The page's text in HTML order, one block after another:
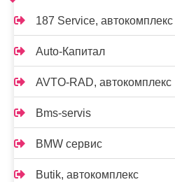
187 Service, автокомплекс
Auto-Капитал
AVTO-RAD, автокомплекс
Bms-servis
BMW сервис
Butik, автокомплекс